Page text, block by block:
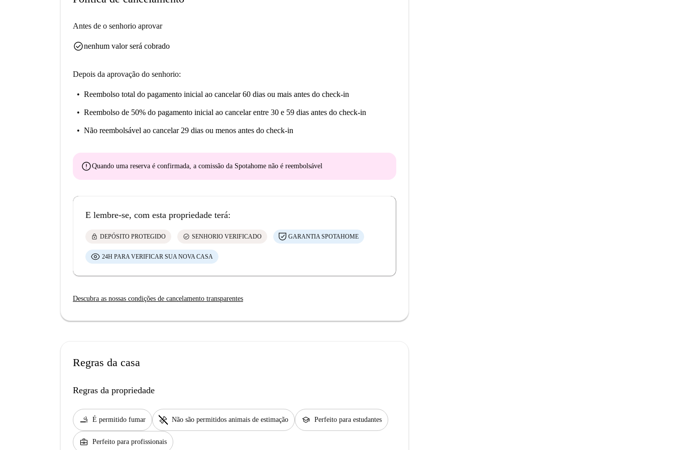
e Porta al Prato, entre outras. Esta localização oferece um ambiente animado e conveniente tanto para
Antes de o senhorio aprovar
check_circlenenhum valor será cobrado
Depois da aprovação do senhorio:
Reembolso total do pagamento inicial ao cancelar 60 dias ou mais antes do check-in
Reembolso de 50% do pagamento inicial ao cancelar entre 30 e 59 dias antes do check-in
Não reembolsável ao cancelar 29 dias ou menos antes do check-in
errorQuando uma reserva é confirmada, a comissão da Spotahome não é reembolsável
E lembre-se, com esta propriedade terá:
lock DEPÓSITO PROTEGIDO check_circle SENHORIO VERIFICADO GARANTIA SPOTAHOME
24H PARA VERIFICAR SUA NOVA CASA
Descubra as nossas condições de cancelamento transparentes
Regras da casa
Regras da propriedade
smoking_rooms É permitido fumar pet_supplies Não são permitidos animais de estimação school Perfeito para estudantes
business_center Perfeito para profissionais